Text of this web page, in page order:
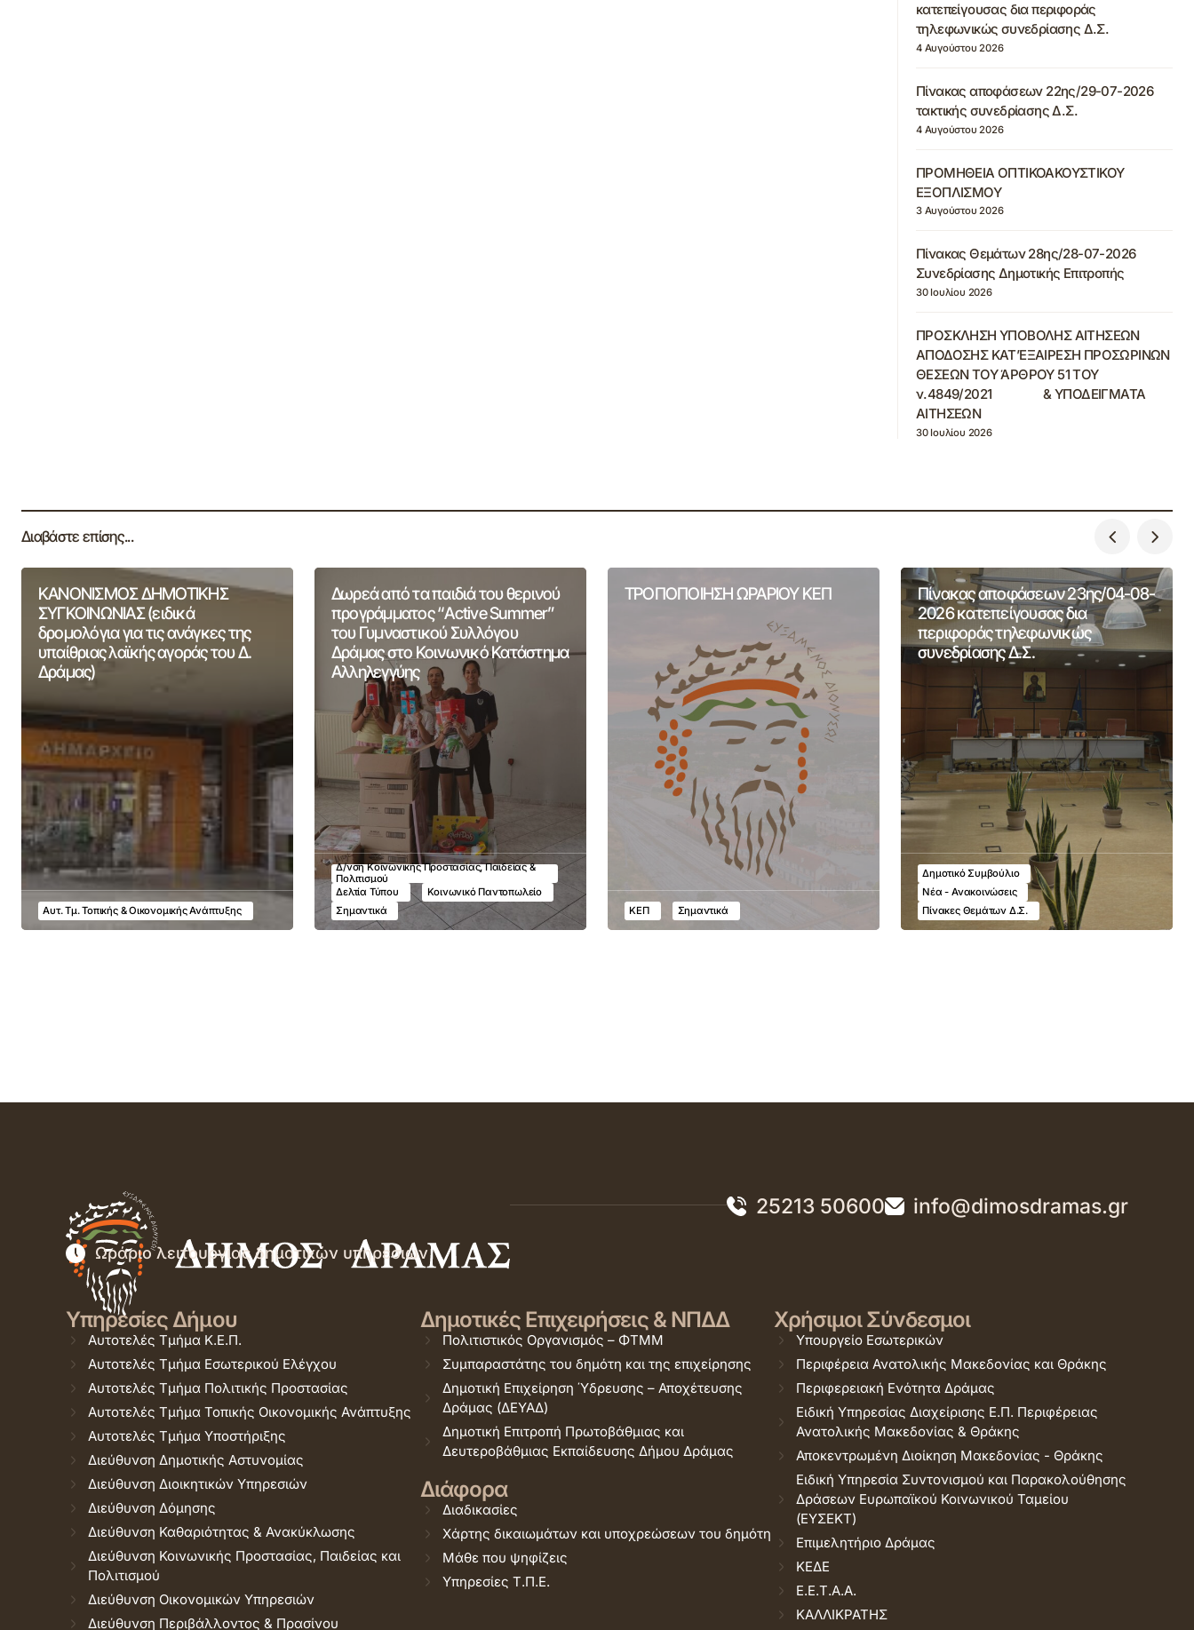
κατεπείγουσας δια περιφοράς
τηλεφωνικώς συνεδρίασης Δ.Σ.
4 Αυγούστου 2026
Πίνακας αποφάσεων 22ης/29-07-2026
τακτικής συνεδρίασης Δ.Σ.
4 Αυγούστου 2026
ΠΡΟΜΗΘΕΙΑ ΟΠΤΙΚΟΑΚΟΥΣΤΙΚΟΥ
ΕΞΟΠΛΙΣΜΟΥ
3 Αυγούστου 2026
Πίνακας Θεμάτων 28ης/28-07-2026
Συνεδρίασης Δημοτικής Επιτροπής
30 Ιουλίου 2026
ΠΡΟΣΚΛΗΣΗ ΥΠΟΒΟΛΗΣ ΑΙΤΗΣΕΩΝ
ΑΠΟΔΟΣΗΣ ΚΑΤ’ΕΞΑΙΡΕΣΗ ΠΡΟΣΩΡΙΝΩΝ
ΘΕΣΕΩΝ ΤΟΥ ΆΡΘΡΟΥ 51 ΤΟΥ
ν.4849/2021 & ΥΠΟΔΕΙΓΜΑΤΑ
ΑΙΤΗΣΕΩΝ
30 Ιουλίου 2026
Διαβάστε επίσης...
ΚΑΝΟΝΙΣΜΟΣ ΔΗΜΟΤΙΚΗΣ
ΣΥΓΚΟΙΝΩΝΙΑΣ (ειδικά
δρομολόγια για τις ανάγκες της
υπαίθριας λαϊκής αγοράς του Δ.
Δράμας)
Αυτ. Τμ. Τοπικής & Οικονομικής Ανάπτυξης
Δωρεά από τα παιδιά του θερινού
προγράμματος “Active Summer”
του Γυμναστικού Συλλόγου
Δράμας στο Κοινωνικό Κατάστημα
Αλληλεγγύης
Δ/νση Κοινωνικής Προστασίας, Παιδείας &
Πολιτισμού
Δελτία Τύπου
Κοινωνικό Παντοπωλείο
Σημαντικά
ΤΡΟΠΟΠΟΙΗΣΗ ΩΡΑΡΙΟΥ ΚΕΠ
ΚΕΠ Σημαντικά
Πίνακας αποφάσεων 23ης/04-08-
2026 κατεπείγουσας δια
περιφοράς τηλεφωνικώς
συνεδρίασης Δ.Σ.
Δημοτικό Συμβούλιο
Νέα - Ανακοινώσεις
Πίνακες Θεμάτων Δ.Σ.
25213 50600 info@dimosdramas.gr
Ωράριο λειτουργίας δημοτικών υπηρεσιών
Υπηρεσίες Δήμου
Αυτοτελές Τμήμα Κ.Ε.Π.
Αυτοτελές Τμήμα Εσωτερικού Ελέγχου
Αυτοτελές Τμήμα Πολιτικής Προστασίας
Αυτοτελές Τμήμα Τοπικής Οικονομικής Ανάπτυξης
Αυτοτελές Τμήμα Υποστήριξης
Διεύθυνση Δημοτικής Αστυνομίας
Διεύθυνση Διοικητικών Υπηρεσιών
Διεύθυνση Δόμησης
Διεύθυνση Καθαριότητας & Ανακύκλωσης
Διεύθυνση Κοινωνικής Προστασίας, Παιδείας και
Πολιτισμού
Διεύθυνση Οικονομικών Υπηρεσιών
Διεύθυνση Περιβάλλοντος & Πρασίνου
Δημοτικές Επιχειρήσεις & ΝΠΔΔ
Πολιτιστικός Οργανισμός – ΦΤΜΜ
Συμπαραστάτης του δημότη και της επιχείρησης
Δημοτική Επιχείρηση Ύδρευσης – Αποχέτευσης
Δράμας (ΔΕΥΑΔ)
Δημοτική Επιτροπή Πρωτοβάθμιας και
Δευτεροβάθμιας Εκπαίδευσης Δήμου Δράμας
Διάφορα
Διαδικασίες
Χάρτης δικαιωμάτων και υποχρεώσεων του δημότη
Μάθε που ψηφίζεις
Υπηρεσίες Τ.Π.Ε.
Χρήσιμοι Σύνδεσμοι
Υπουργείο Εσωτερικών
Περιφέρεια Ανατολικής Μακεδονίας και Θράκης
Περιφερειακή Ενότητα Δράμας
Ειδική Υπηρεσίας Διαχείρισης Ε.Π. Περιφέρειας
Ανατολικής Μακεδονίας & Θράκης
Αποκεντρωμένη Διοίκηση Μακεδονίας - Θράκης
Ειδική Υπηρεσία Συντονισμού και Παρακολούθησης
Δράσεων Ευρωπαϊκού Κοινωνικού Ταμείου
(ΕΥΣΕΚΤ)
Επιμελητήριο Δράμας
ΚΕΔΕ
Ε.Ε.Τ.Α.Α.
ΚΑΛΛΙΚΡΑΤΗΣ